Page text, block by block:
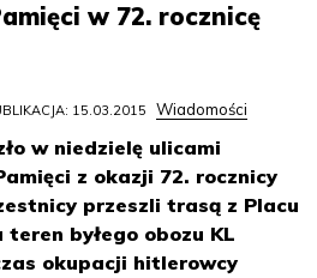
treściw 72. rocznicę
15.03.2015 Wiadomości
w niedzielę ulicami
z okazji 72. rocznicy
przeszli trasą z Placu
byłego obozu KL
okupacji hitlerowcy